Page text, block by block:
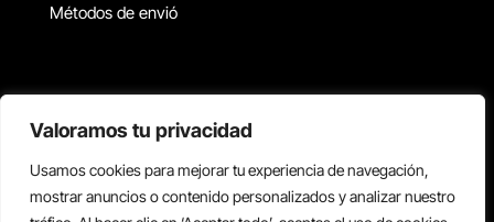
Valoramos tu privacidad
Usamos cookies para mejorar tu experiencia de navegación,
mostrar anuncios o contenido personalizados y analizar nuestro
Métodos de envió
Copyright © 2026 Reisix. Todos los derechos reservados.